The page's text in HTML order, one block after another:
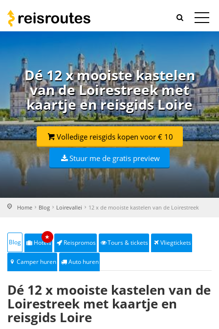
Dé 12 x mooiste kastelen
van de Loirestreek met
kaartje en reisgids Loire
Volledige reisgids kopen voor € 10
Stuur me de gratis preview
Home Blog Loirevallei 12 x de mooiste kastelen van de Loirestreek
Blog Hotels
★
Reispromos Tours & tickets Vliegtickets
Camper huren Auto huren
Dé 12 x mooiste kastelen van de
Loirestreek met kaartje en
reisgids Loire